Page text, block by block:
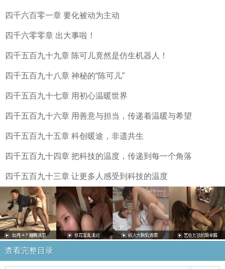
四千六百零一章 要化被动为主动
四千六零零章 出大事啦！
四千五百九十九章 陈可儿竟然是仿生机器人！
四千五百九十八章 神秘的“陈可儿”
四千五百九十七章 用初心温暖世界
四千五百九十六章 用善意与担当，传递着温暖与希望
四千五百九十五章 科创暖途，非遗共生
四千五百九十四章 把科技的温度，传递到每一个角落
四千五百九十三章 让更多人感受到科技的温度
查看完整目录